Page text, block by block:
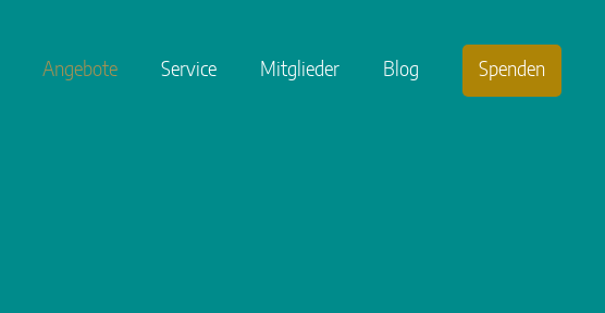
Angebote Service Mitglieder Blog Spenden